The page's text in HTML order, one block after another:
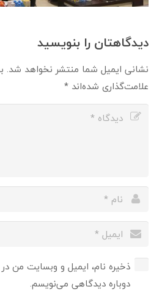
دیدگاهتان را بنویسید
نشانی ایمیل شما منتشر نخواهد شد.
علامت‌گذاری شده‌اند*
ذخیره نام، ایمیل و وبسایت من در
دوباره دیدگاهی می‌نویسم.